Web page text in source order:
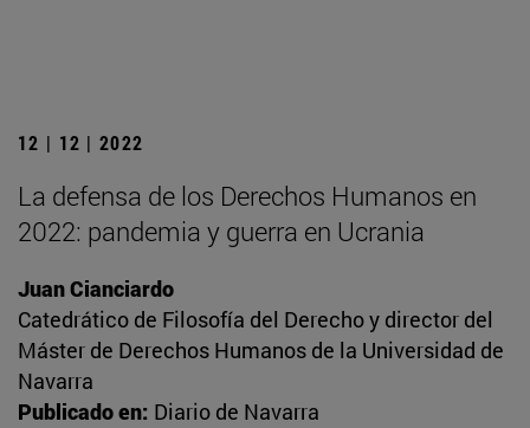
12 | 12 | 2022
La defensa de los Derechos Humanos en
2022: pandemia y guerra en Ucrania
Juan Cianciardo
Catedrático de Filosofía del Derecho y director del
Máster de Derechos Humanos de la Universidad de
Navarra
Publicado en: Diario de Navarra